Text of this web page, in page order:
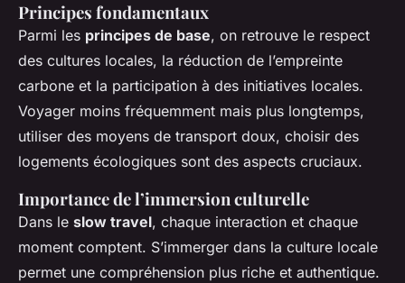
Principes fondamentaux
Parmi les principes de base, on retrouve le respect
des cultures locales, la réduction de l’empreinte
carbone et la participation à des initiatives locales.
Voyager moins fréquemment mais plus longtemps,
utiliser des moyens de transport doux, choisir des
logements écologiques sont des aspects cruciaux.
Importance de l’immersion culturelle
Dans le slow travel, chaque interaction et chaque
moment comptent. S’immerger dans la culture locale
permet une compréhension plus riche et authentique.